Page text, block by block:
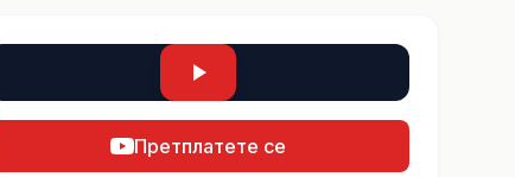
Претплатете се